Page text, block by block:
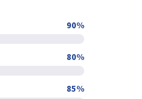
90%
80%
85%